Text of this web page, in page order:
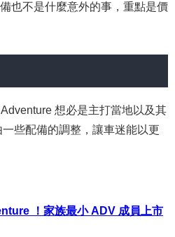
也不是什麼意外的事，重點是價
想必是主打當地以及其
些配備的調整，讓車迷能以更
！家族最小 ADV 成員上市